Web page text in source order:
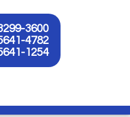
3600
4782
1254